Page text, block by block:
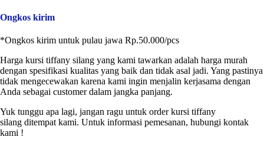
Ongkos kirim
*Ongkos kirim untuk pulau jawa Rp.50.000/pcs
Harga kursi tiffany silang yang kami tawarkan adalah harga murah
dengan spesifikasi kualitas yang baik dan tidak asal jadi. Yang pastinya
tidak mengecewakan karena kami ingin menjalin kerjasama dengan
Anda sebagai customer dalam jangka panjang.
Yuk tunggu apa lagi, jangan ragu untuk order kursi tiffany
silang ditempat kami. Untuk informasi pemesanan, hubungi kontak
kami !